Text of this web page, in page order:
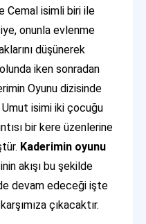
Cemal isimli biri ile
onunla evlenme
düşünerek
iken sonradan
Oyunu dizisinde
Umut isimi iki çocuğu
bir kere üzenlerine
Kaderimin oyunu
akışı bu şekilde
devam edeceği işte
çıkacaktır.